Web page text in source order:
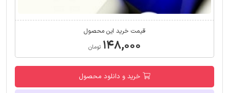
قیمت خرید این محصول
۱۴۸,۰۰۰ تومان
خرید و دانلود محصول